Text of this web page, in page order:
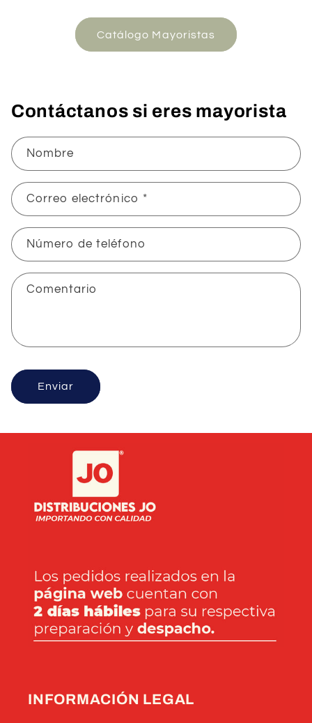
Catálogo Mayoristas
Contáctanos si eres mayorista
Nombre
Correo electrónico *
Número de teléfono
Comentario
Enviar
INFORMACIÓN LEGAL